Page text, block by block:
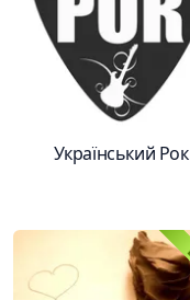
Український Рок